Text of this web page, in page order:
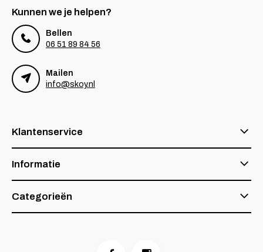
Kunnen we je helpen?
Bellen
06 51 89 84 56
Mailen
info@skoy.nl
Klantenservice
Informatie
Categorieën